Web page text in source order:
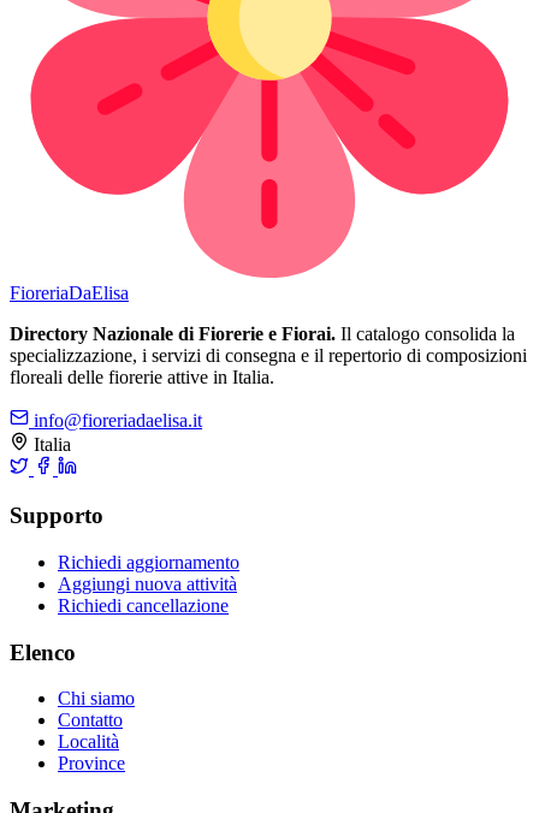
FioreriaDaElisa
Directory Nazionale di Fiorerie e Fiorai. Il catalogo consolida la
specializzazione, i servizi di consegna e il repertorio di composizioni
floreali delle fiorerie attive in Italia.
info@fioreriadaelisa.it
Italia
Supporto
Richiedi aggiornamento
Aggiungi nuova attività
Richiedi cancellazione
Elenco
Chi siamo
Contatto
Località
Province